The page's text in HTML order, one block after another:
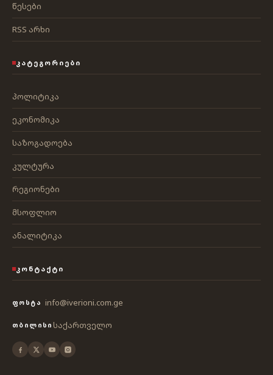
წესები
RSS არხი
ᲙᲐᲢᲔᲒᲝᲠᲘᲔᲑᲘ
პოლიტიკა
ეკონომიკა
საზოგადოება
კულტურა
რეგიონები
მსოფლიო
ანალიტიკა
ᲙᲝᲜᲢᲐᲥᲢᲘ
ᲤᲝᲡᲢᲐ info@iverioni.com.ge
ᲗᲑᲘᲚᲘᲡᲘ საქართველო